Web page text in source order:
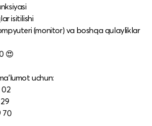
isitilishi
(monitor) va boshqa qulayliklar
😍
uchun:
02
70